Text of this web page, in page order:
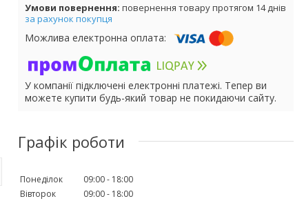
повернення товару протягом 14 днів
за рахунок покупця
У компанії підключені електронні платежі. Тепер ви
можете купити будь-який товар не покидаючи сайту.
Графік роботи
Понеділок 09:00
18:00
Вівторок
09:00
18:00